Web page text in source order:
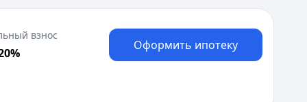
Москва
Н
Набережные Челны
Нижний Новгород
взнос
Оформить ипотеку